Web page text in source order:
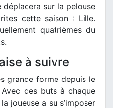
déplacera sur la pelouse
cette saison : Lille.
quatrièmes du
à suivre
grande forme depuis le
des buts à chaque
joueuse a su s’imposer